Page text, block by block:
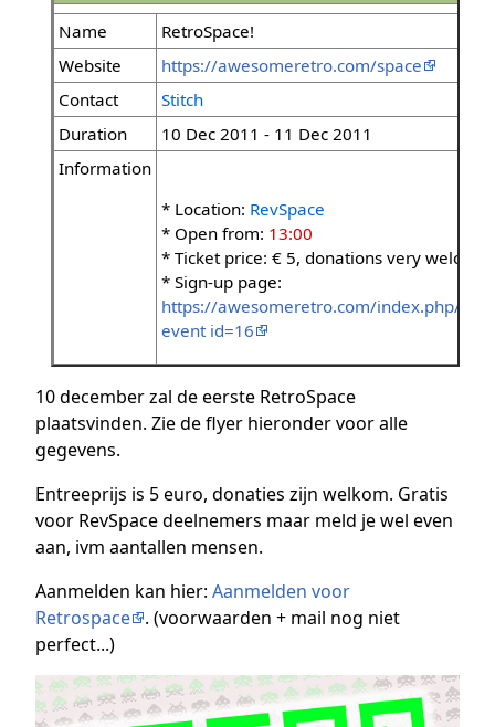
Name
RetroSpace!
Website
https://awesomeretro.com/space
Contact
Stitch
Duration
10 Dec 2011 - 11 Dec 2011
Information
* Location: RevSpace
* Open from: 13:00
* Ticket price: € 5, donations very welcome
* Sign-up page:
https://awesomeretro.com/index.php/
event id=16
10 december zal de eerste RetroSpace
plaatsvinden. Zie de flyer hieronder voor alle
gegevens.
Entreeprijs is 5 euro, donaties zijn welkom. Gratis
voor RevSpace deelnemers maar meld je wel even
aan, ivm aantallen mensen.
Aanmelden kan hier: Aanmelden voor
Retrospace
. (voorwaarden + mail nog niet
perfect...)